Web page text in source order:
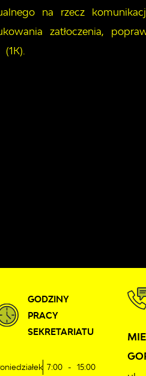
na rzecz
zatłoczenia,
GODZINY
PRACY
SEKRETARIATU
7:00 - 15:00